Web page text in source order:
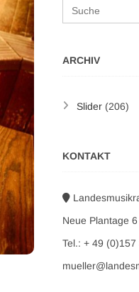
for:
ARCHIV
Slider (206)
KONTAKT
Neue Plantage
Tel.: + 49